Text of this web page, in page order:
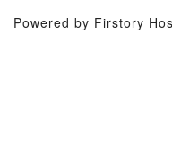
Powered by Firstory